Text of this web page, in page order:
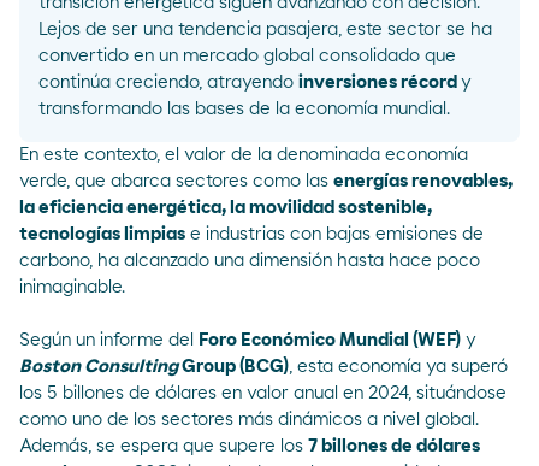
Lejos de ser una tendencia pasajera, este sector se ha
convertido en un mercado global consolidado que
continúa creciendo, atrayendo inversiones récord y
transformando las bases de la economía mundial.
En este contexto, el valor de la denominada economía
verde, que abarca sectores como las energías renovables,
la eficiencia energética, la movilidad sostenible,
tecnologías limpias e industrias con bajas emisiones de
carbono, ha alcanzado una dimensión hasta hace poco
inimaginable.
Según un informe del Foro Económico Mundial (WEF) y
Boston ConsultingGroup (BCG) , esta economía ya superó
los 5 billones de dólares en valor anual en 2024, situándose
como uno de los sectores más dinámicos a nivel global.
Además, se espera que supere los 7 billones de dólares